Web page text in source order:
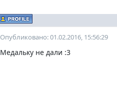
Опубликовано: 01.02.2016, 15:56:29
Медальку не дали :3